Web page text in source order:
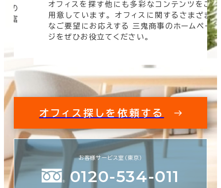
の
豊富
オフィスを探す他にも多彩なコンテンツをご
用意しています。 オフィスに関するさまざま
なご要望にお応えする 三鬼商事のホームペー
ジをぜひお役立てください。
オフィス探しを依頼する
お客様サービス室（東京）
0120-534-011